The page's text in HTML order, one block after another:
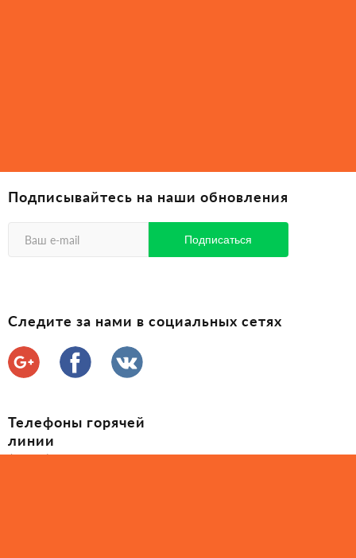
Подписывайтесь на наши обновления
Следите за нами в социальных сетях
Телефоны горячей
линии
(097) 035-60-60